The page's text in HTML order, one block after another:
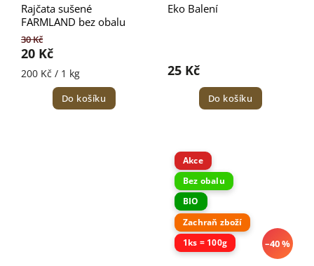
Rajčata sušené
FARMLAND bez obalu
30 Kč
20 Kč
200 Kč / 1 kg
Do košíku
Eko Balení
25 Kč
Do košíku
Akce
Bez obalu
BIO
Zachraň zboží
1ks = 100g
–40 %